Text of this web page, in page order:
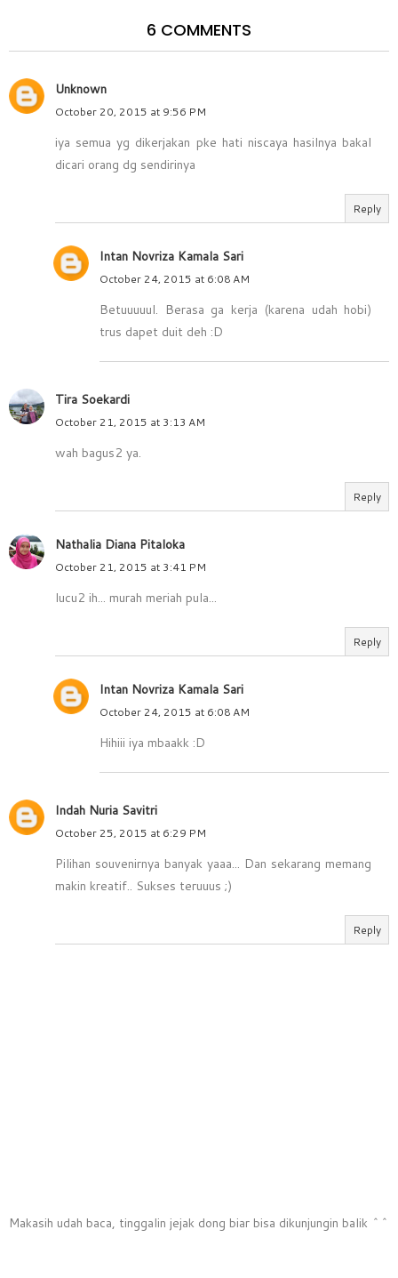
6 COMMENTS
Unknown
October 20, 2015 at 9:56 PM
iya semua yg dikerjakan pke hati niscaya hasilnya bakal
dicari orang dg sendirinya
Reply
Intan Novriza Kamala Sari
October 24, 2015 at 6:08 AM
Betuuuuul. Berasa ga kerja (karena udah hobi)
trus dapet duit deh :D
Tira Soekardi
October 21, 2015 at 3:13 AM
wah bagus2 ya.
Reply
Nathalia Diana Pitaloka
October 21, 2015 at 3:41 PM
lucu2 ih... murah meriah pula...
Reply
Intan Novriza Kamala Sari
October 24, 2015 at 6:08 AM
Hihiii iya mbaakk :D
Indah Nuria Savitri
October 25, 2015 at 6:29 PM
Pilihan souvenirnya banyak yaaa... Dan sekarang memang
makin kreatif.. Sukses teruuus ;)
Reply
Makasih udah baca, tinggalin jejak dong biar bisa dikunjungin balik ^^